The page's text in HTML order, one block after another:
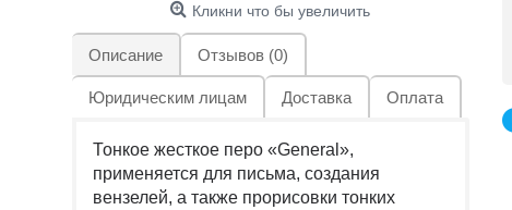
Кликни что бы увеличить
Описание Отзывов (0)
Юридическим лицам Доставка Оплата
Тонкое жесткое перо «General»,
применяется для письма, создания
вензелей, а также прорисовки тонких